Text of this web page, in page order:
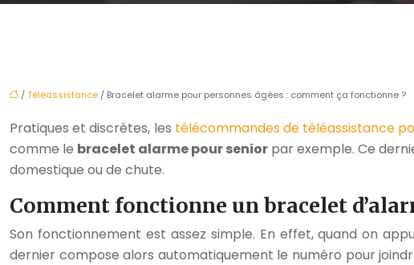
/Téléassistance / Bracelet alarme pour personnes âgées : comment ça fonctionne ?
Pratiques et discrètes, les télécommandes de téléassistance
comme le bracelet alarme pour senior par exemple. Ce
domestique ou de chute.
Comment fonctionne un bracelet
Son fonctionnement est assez simple. En effet, quand on
dernier compose alors automatiquement le numéro pour